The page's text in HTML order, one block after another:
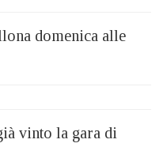
domenica alle
vinto la gara di